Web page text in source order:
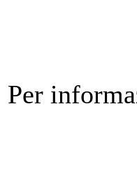
Per